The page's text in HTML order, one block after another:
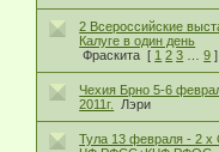
2 Всероссийские
Калуге в один день
Фраскита [ 1 2 3 9 ]
Чехия Брно 5-6
2011г.
Лэри
Тула 13 февраля - 2 х